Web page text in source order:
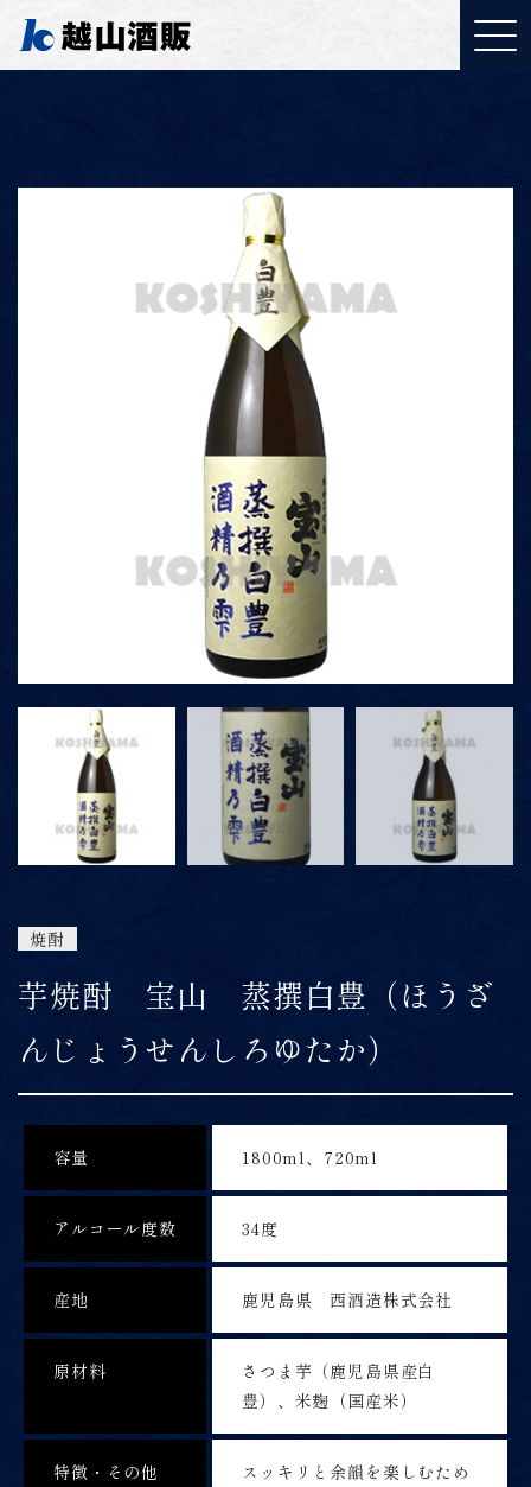
YouTubeご覧ください
「取り組みについて」
J:COMで特集されまし
ONLINE SHOP
06-6422-1101
受付時間 9:00～15:00
焼酎
芋焼酎 宝山 蒸撰白豊（ほうざ
んじょうせんしろゆたか）
容量 1800ml、720ml
アルコール度数 34度
産地 鹿児島県 西酒造株式会社
原材料
さつま芋（鹿児島県産白
豊）、米麹（国産米）
特徴・その他
スッキリと余韻を楽しむため